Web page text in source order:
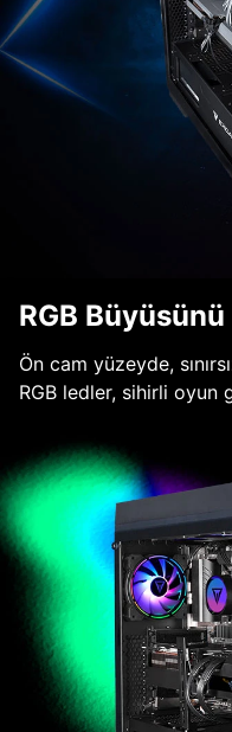
RGB Büyüsünü
Ön cam yüzeyde,
RGB ledler, sihirli oyun